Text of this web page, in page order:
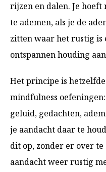
rijzen en dalen. Je
te ademen, als je de
zitten waar het rustig is
ontspannen houding
Het principe is
mindfulness
geluid, gedachten,
je aandacht daar te
dit op, zonder er over te
aandacht weer rustig